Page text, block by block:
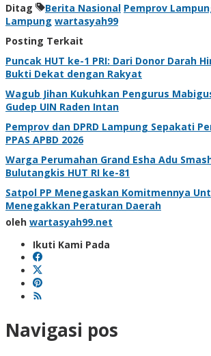
Ditag Berita Nasional Pemprov
Lampung wartasyah99
Posting Terkait
Puncak HUT ke-1 PRI: Dari Donor Darah
Bukti Dekat dengan Rakyat
Wagub Jihan Kukuhkan Pengurus
Gudep UIN Raden Intan
Pemprov dan DPRD Lampung Sepakati
PPAS APBD 2026
Warga Perumahan Grand Esha Adu
Bulutangkis HUT RI ke-81
Satpol PP Menegaskan Komitmennya
Menegakkan Peraturan Daerah
oleh wartasyah99.net
Ikuti Kami Pada
Navigasi pos